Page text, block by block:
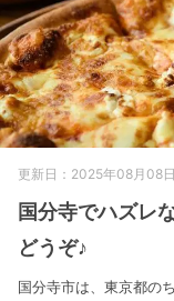
更新日：2025年08月08日
国分寺でハズレ
どうぞ♪
国分寺市は、東京都の